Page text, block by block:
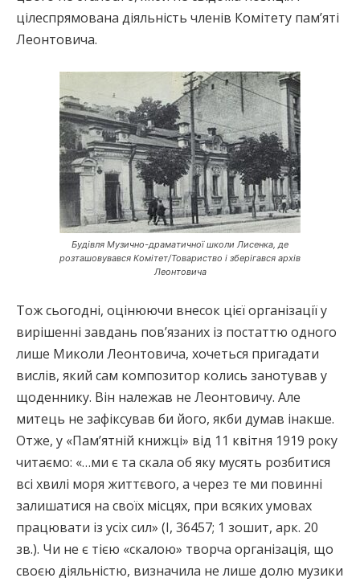
цілеспрямована діяльність членів Комітету пам’яті
Леонтовича.
Будівля Музично-драматичної школи Лисенка, де
розташовувався Комітет/Товариство і зберігався архів
Леонтовича
Тож сьогодні, оцінюючи внесок цієї організації у
вирішенні завдань пов’язаних із постаттю одного
лише Миколи Леонтовича, хочеться пригадати
вислів, який сам композитор колись занотував у
щоденнику. Він належав не Леонтовичу. Але
митець не зафіксував би його, якби думав інакше.
Отже, у «Пам’ятній книжці» від 11 квітня 1919 року
читаємо: «…ми є та скала об яку мусять розбитися
всі хвилі моря життєвого, а через те ми повинні
залишатися на своїх місцях, при всяких умовах
працювати із усіх сил» (І, 36457; 1 зошит, арк. 20
зв.). Чи не є тією «скалою» творча організація, що
своєю діяльністю, визначила не лише долю музики